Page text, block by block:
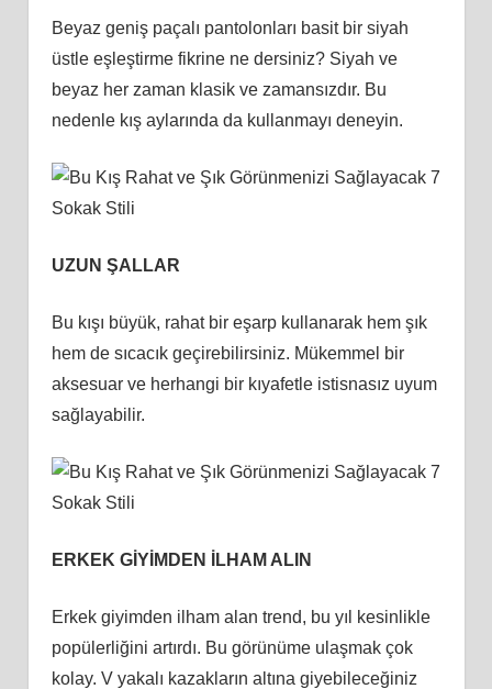
Beyaz geniş paçalı pantolonları basit bir siyah
üstle eşleştirme fikrine ne dersiniz? Siyah ve
beyaz her zaman klasik ve zamansızdır. Bu
nedenle kış aylarında da kullanmayı deneyin.
UZUN ŞALLAR
Bu kışı büyük, rahat bir eşarp kullanarak hem şık
hem de sıcacık geçirebilirsiniz. Mükemmel bir
aksesuar ve herhangi bir kıyafetle istisnasız uyum
sağlayabilir.
ERKEK GİYİMDEN İLHAM ALIN
Erkek giyimden ilham alan trend, bu yıl kesinlikle
popülerliğini artırdı. Bu görünüme ulaşmak çok
kolay. V yakalı kazakların altına giyebileceğiniz